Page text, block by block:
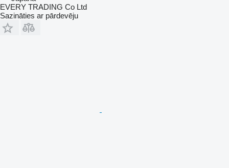
EVERY TRADING Co Ltd
Sazināties ar pārdevēju